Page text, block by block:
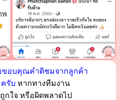
ขอบคุณคำติชมจากลูกค้า
รับ หากทางทีมงาน
กใจ หรือผิดพลาดไป